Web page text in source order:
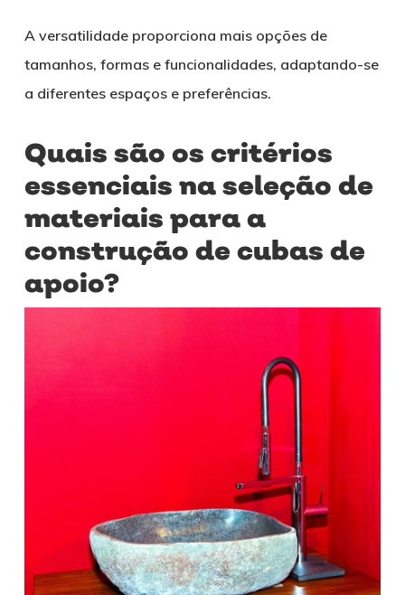
A versatilidade proporciona mais opções de
tamanhos, formas e funcionalidades, adaptando-se
a diferentes espaços e preferências.
Quais são os critérios
essenciais na seleção de
materiais para a
construção de cubas de
apoio?